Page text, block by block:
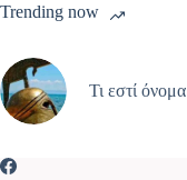
Trending now
Τι εστί όνομα